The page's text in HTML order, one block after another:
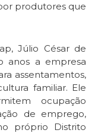
produtores que
Júlio César de
anos a empresa
assentamentos,
familiar. Ele
ocupação
de emprego,
próprio Distrito